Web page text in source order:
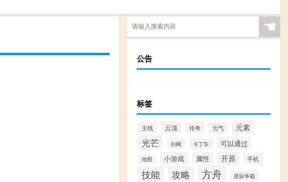
☚
公告
标签
主线 云顶 传奇 元气 元素
光芒 剑网 卡丁车 可以通过
地图 小游戏 属性 开原 手机
技能 攻略 方舟 星际争霸